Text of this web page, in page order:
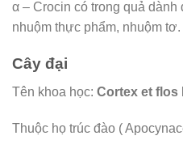
α – Crocin có trong quả dành
nhuộm thực phẩm, nhuộm tơ.
Cây đại
Tên khoa học: Cortex et flos
Thuộc họ trúc đào (